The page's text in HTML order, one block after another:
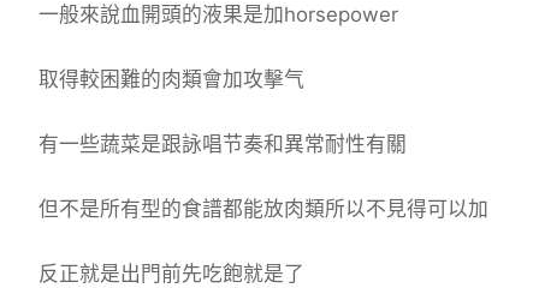
一般來說血開頭的液果是加horsepower
取得較困難的肉類會加攻擊气
有一些蔬菜是跟詠唱节奏和異常耐性有關
但不是所有型的食譜都能放肉類所以不見得可以加
反正就是出門前先吃飽就是了